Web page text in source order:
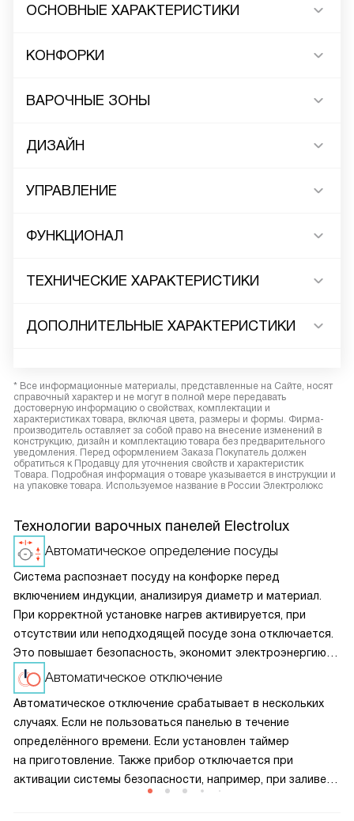
ОСНОВНЫЕ ХАРАКТЕРИСТИКИ
КОНФОРКИ
ВАРОЧНЫЕ ЗОНЫ
ДИЗАЙН
УПРАВЛЕНИЕ
ФУНКЦИОНАЛ
ТЕХНИЧЕСКИЕ ХАРАКТЕРИСТИКИ
ДОПОЛНИТЕЛЬНЫЕ ХАРАКТЕРИСТИКИ
* Все информационные материалы, представленные на Сайте, носят
справочный характер и не могут в полной мере передавать
достоверную информацию о свойствах, комплектации и
характеристиках товара, включая цвета, размеры и формы. Фирма-
производитель оставляет за собой право на внесение изменений в
конструкцию, дизайн и комплектацию товара без предварительного
уведомления. Перед оформлением Заказа Покупатель должен
обратиться к Продавцу для уточнения свойств и характеристик
Товара. Подробная информация о товаре указывается в инструкции и
на упаковке товара. Используемое название в России Электролюкс
Технологии варочных панелей Electrolux
Автоматическое определение посуды
Система распознает посуду на конфорке перед
включением индукции, анализируя диаметр и материал.
При корректной установке нагрев активируется, при
отсутствии или неподходящей посуде зона отключается.
Это повышает безопасность, экономит электроэнергию
и предотвращает перегрев панели, продлевая срок
службы прибора.
Автоматическое отключение
Автоматическое отключение срабатывает в нескольких
случаях. Если не пользоваться панелью в течение
определённого времени. Если установлен таймер
на приготовление. Также прибор отключается при
активации системы безопасности, например, при заливе